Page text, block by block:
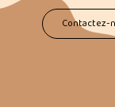
Contactez-